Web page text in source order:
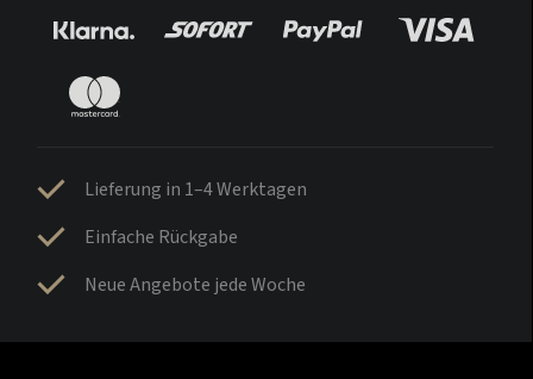
Lieferung in 1–4 Werktagen
Einfache Rückgabe
Neue Angebote jede Woche